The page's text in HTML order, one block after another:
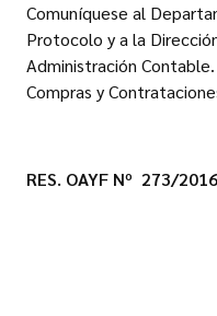
Comuníquese al
Protocolo y a la
Administración
Compras y
RES. OAYF Nº 273/2016